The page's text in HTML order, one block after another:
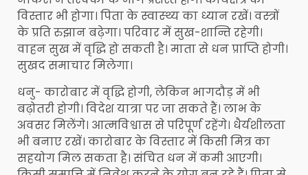
विस्तार भी होगा। पिता के स्वास्थ्‍य का ध्यान रखें। वस्त्रों
के प्रति रुझान बढ़ेगा। परिवार में सुख-शान्ति रहेगी।
वाहन सुख में वृद्धि हो सकती है। माता से धन प्राप्ति होगी।
सुखद समाचार मिलेगा।
धनु- कारोबार में वृद्धि होगी, लेकिन भागदौड़ में भी
बढ़ोतरी होगी। विदेश यात्रा पर जा सकते हैं। लाभ के
अवसर मिलेंगे। आत्मविश्वास से परिपूर्ण रहेंगे। धैर्यशीलता
भी बनाए रखें। कारोबार के विस्तार में किसी मित्र का
सहयोग मिल सकता है। संचित धन में कमी आएगी।